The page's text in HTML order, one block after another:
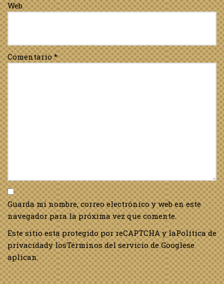
Web
Comentario*
Guarda mi nombre, correo electrónico y web en este
navegador para la próxima vez que comente.
Este sitio esta protegido por reCAPTCHA y laPolítica de
privacidady losTérminos del servicio de Googlese
aplican.